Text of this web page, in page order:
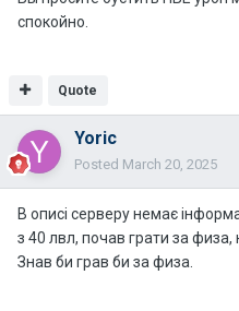
спокойно.
Quote
Yoric
Posted March 20, 2025
В описі серверу немає
з 40 лвл, почав грати за
Знав би грав би за физа.